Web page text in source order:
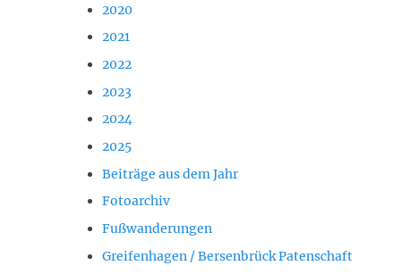
2020
2021
2022
2023
2024
2025
Beiträge aus dem Jahr
Fotoarchiv
Fußwanderungen
Greifenhagen / Bersenbrück Patenschaft